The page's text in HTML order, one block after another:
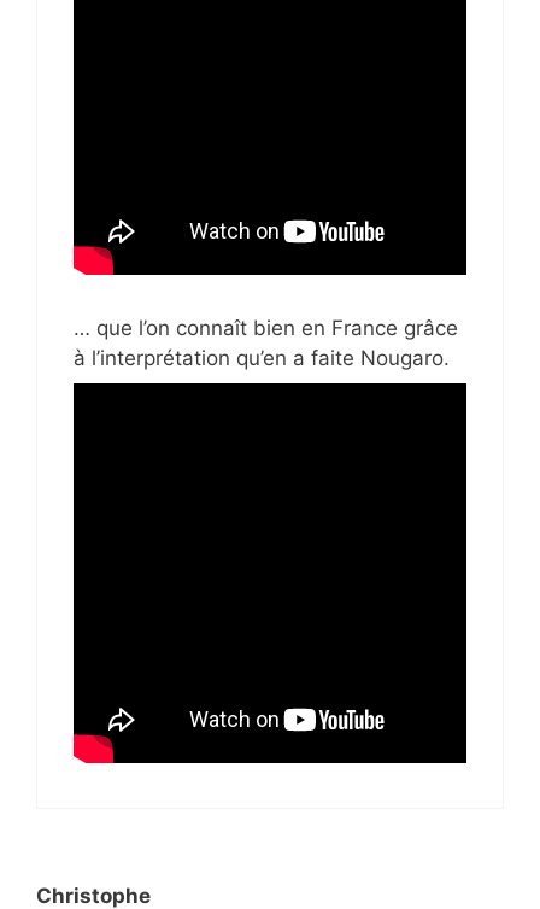
… que l’on connaît bien en France grâce
à l’interprétation qu’en a faite Nougaro.
Christophe